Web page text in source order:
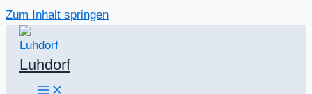
Zum Inhalt springen
Luhdorf